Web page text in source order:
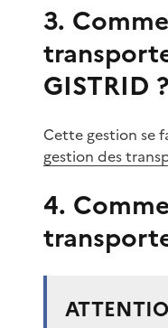
3.
GISTRID ?
Cette gestion se
gestion des
4.